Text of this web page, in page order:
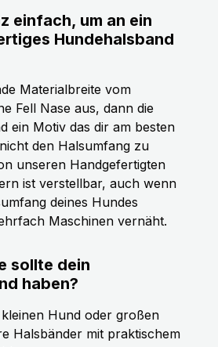
einfach, um an ein
Hundehalsband
Materialbreite vom
Fell Nase aus, dann die
ein Motiv das dir am besten
den Halsumfang zu
unseren Handgefertigten
ist verstellbar, auch wenn
deines Hundes
Maschinen vernäht.
sollte dein
haben?
Hund oder großen
Halsbänder mit praktischem